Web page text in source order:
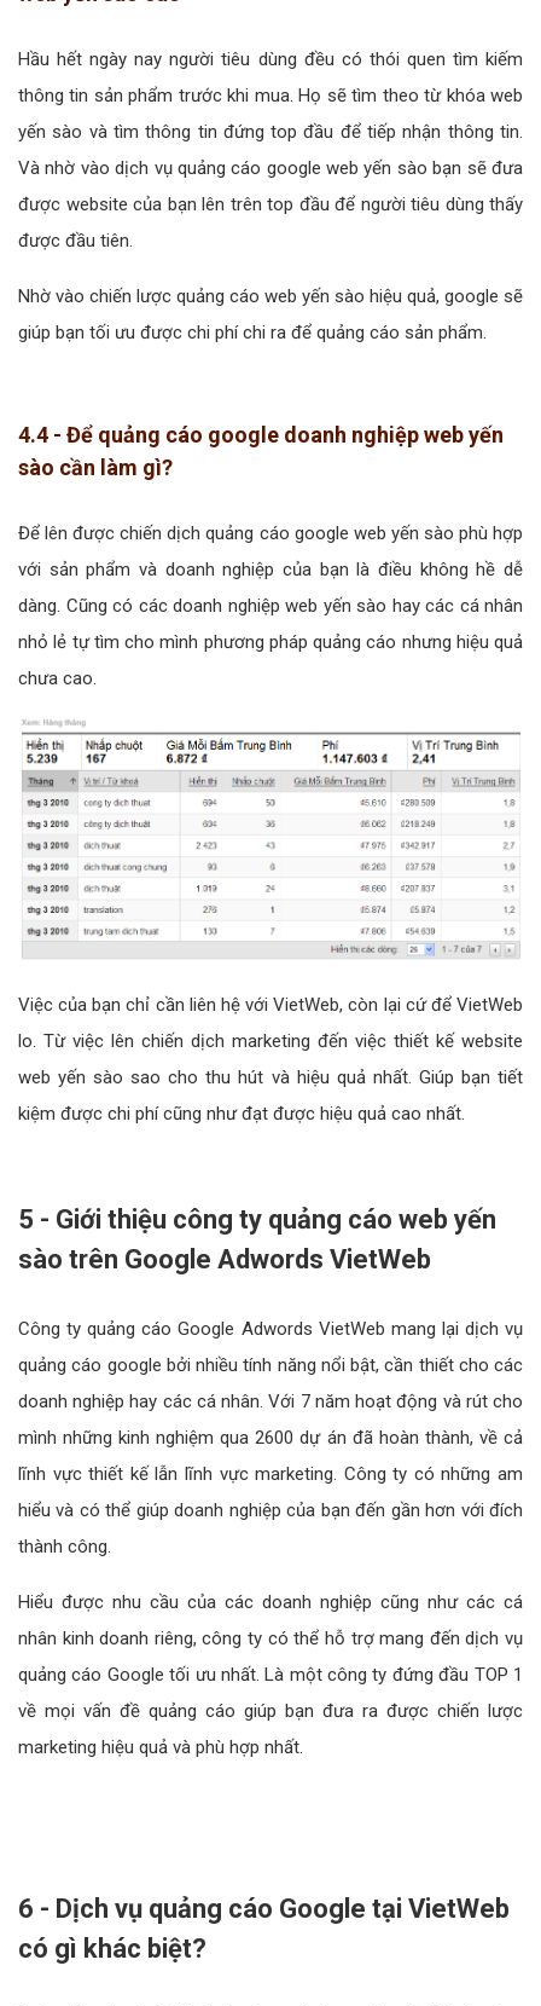
Hầu hết ngày nay người tiêu dùng đều có thói quen tìm kiếm
thông tin sản phẩm trước khi mua. Họ sẽ tìm theo từ khóa web
yến sào và tìm thông tin đứng top đầu để tiếp nhận thông tin.
Và nhờ vào dịch vụ quảng cáo google web yến sào bạn sẽ đưa
được website của bạn lên trên top đầu để người tiêu dùng thấy
được đầu tiên.
Nhờ vào chiến lược quảng cáo web yến sào hiệu quả, google sẽ
giúp bạn tối ưu được chi phí chi ra để quảng cáo sản phẩm.
4.4 - Để quảng cáo google doanh nghiệp web yến
sào cần làm gì?
Để lên được chiến dịch quảng cáo google web yến sào phù hợp
với sản phẩm và doanh nghiệp của bạn là điều không hề dễ
dàng. Cũng có các doanh nghiệp web yến sào hay các cá nhân
nhỏ lẻ tự tìm cho mình phương pháp quảng cáo nhưng hiệu quả
chưa cao.
Việc của bạn chỉ cần liên hệ với VietWeb, còn lại cứ để VietWeb
lo. Từ việc lên chiến dịch marketing đến việc thiết kế website
web yến sào sao cho thu hút và hiệu quả nhất. Giúp bạn tiết
kiệm được chi phí cũng như đạt được hiệu quả cao nhất.
5 - Giới thiệu công ty quảng cáo web yến
sào trên Google Adwords VietWeb
Công ty quảng cáo Google Adwords VietWeb mang lại dịch vụ
quảng cáo google bởi nhiều tính năng nổi bật, cần thiết cho các
doanh nghiệp hay các cá nhân. Với 7 năm hoạt động và rút cho
mình những kinh nghiệm qua 2600 dự án đã hoàn thành, về cả
lĩnh vực thiết kế lẫn lĩnh vực marketing. Công ty có những am
hiểu và có thể giúp doanh nghiệp của bạn đến gần hơn với đích
thành công.
Hiểu được nhu cầu của các doanh nghiệp cũng như các cá
nhân kinh doanh riêng, công ty có thể hỗ trợ mang đến dịch vụ
quảng cáo Google tối ưu nhất. Là một công ty đứng đầu TOP 1
về mọi vấn đề quảng cáo giúp bạn đưa ra được chiến lược
marketing hiệu quả và phù hợp nhất.
6 - Dịch vụ quảng cáo Google tại VietWeb
có gì khác biệt?